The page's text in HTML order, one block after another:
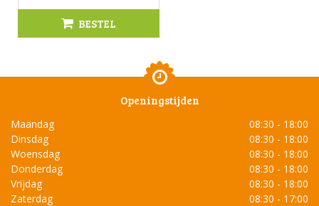
BESTEL
Openingstijden
Maandag
08:30 - 18:00
Dinsdag
08:30 - 18:00
Woensdag
08:30 - 18:00
Donderdag
08:30 - 18:00
Vrijdag
08:30 - 18:00
Zaterdag
08:30 - 17:00